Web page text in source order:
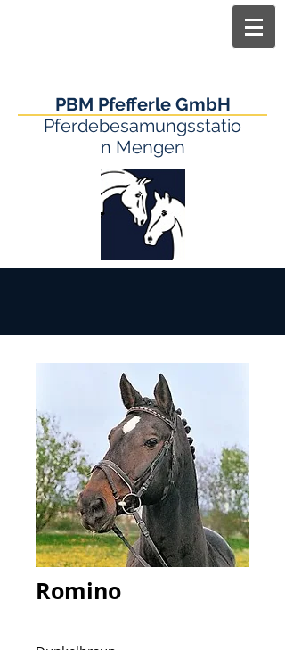
PBM Pfefferle GmbH
Pferdebesamungsstatio
n Mengen
Romino